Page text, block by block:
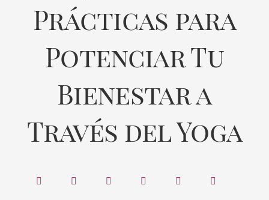
Prácticas para
Potenciar Tu
Bienestar a
Través del Yoga